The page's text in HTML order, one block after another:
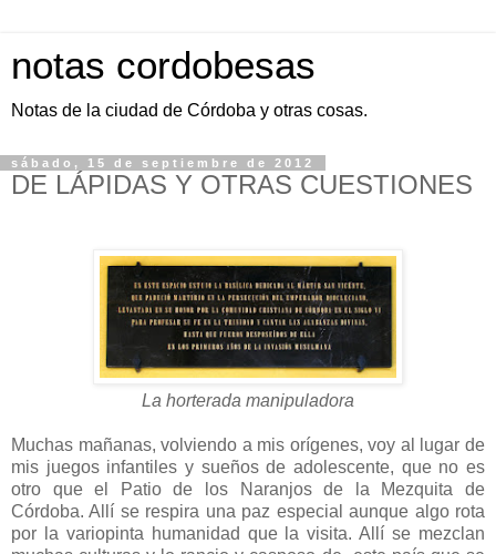
notas cordobesas
Notas de la ciudad de Córdoba y otras cosas.
sábado, 15 de septiembre de 2012
DE LÁPIDAS Y OTRAS CUESTIONES
La horterada manipuladora
Muchas mañanas, volviendo a mis orígenes, voy al lugar de
mis juegos infantiles y sueños de adolescente, que no es
otro que el Patio de los Naranjos de la Mezquita de
Córdoba. Allí se respira una paz especial aunque algo rota
por la variopinta humanidad que la visita. Allí se mezclan